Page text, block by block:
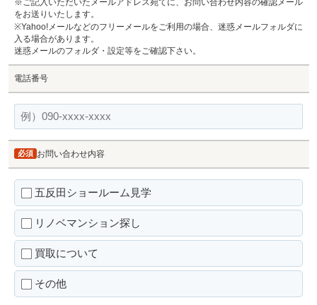
※ご記入いただいたメールアドレス宛てに、お問い合わせ内容の確認メール
をお送りいたします。
※Yahoo!メールなどのフリーメールをご利用の場合、迷惑メールフォルダに
入る場合があります。
迷惑メールのフォルダ・設定等をご確認下さい。
電話番号
お問い合わせ内容
必須
五反田ショールーム見学
リノベマンション探し
買取について
その他